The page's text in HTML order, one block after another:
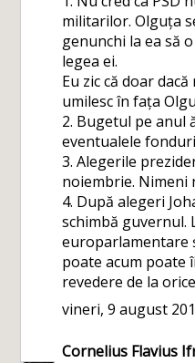
militarilor. Olguța
genunchi la ea să
legea ei.
Eu zic că doar
umilesc în fața
2. Bugetul pe anul
eventualele
3. Alegerile
noiembrie. Nimeni
4. După alegeri
schimbă guvernul.
europarlamentare
poate acum poate
revedere de la
vineri, 9 august
Cornelius Flavius